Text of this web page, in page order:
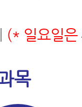
(* 일요일은
목